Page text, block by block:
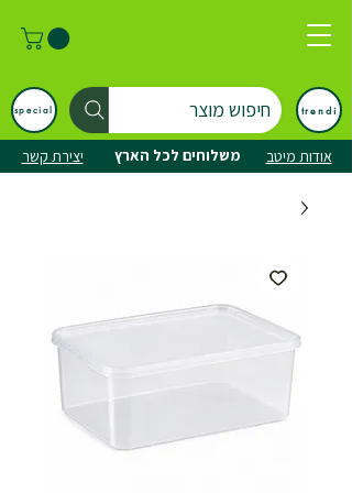
אודות מיטב יצירת קשר משלוחים לכל הארץ
trendi חיפוש מוצר special